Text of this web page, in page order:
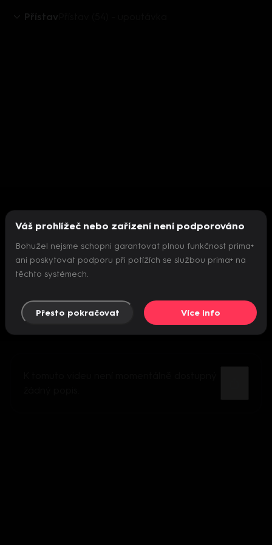
Přístav
Nepodařilo se inicializovat přehrávač
Váš prohlížeč nebo zařízení není podporováno
Bohužel nejsme schopni garantovat plnou funkčnost prima+
ani poskytovat podporu při potížích se službou prima+ na
těchto systémech.
Přesto pokračovat Více info